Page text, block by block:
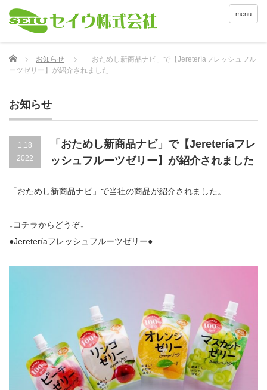
menu
Home お知らせ
「おためし新商品ナビ」で【Jereteríaフレッシュフル
ーツゼリー】が紹介されました
お知らせ
1.18
2022
「おためし新商品ナビ」で【Jereteríaフレ
ッシュフルーツゼリー】が紹介されました
「おためし新商品ナビ」で当社の商品が紹介されました。
↓コチラからどうぞ↓
●Jereteríaフレッシュフルーツゼリー●